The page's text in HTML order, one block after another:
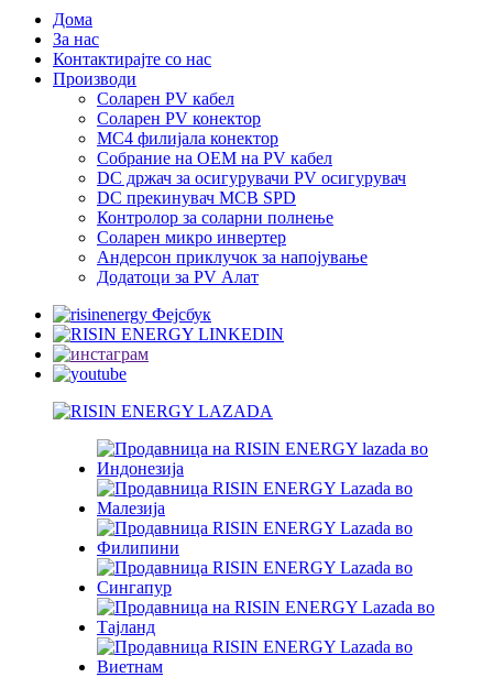
Дома
За нас
Контактирајте со нас
Производи
Соларен PV кабел
Соларен PV конектор
MC4 филијала конектор
Собрание на ОЕМ на PV кабел
DC држач за осигурувачи PV осигурувач
DC прекинувач MCB SPD
Контролор за соларни полнење
Соларен микро инвертер
Андерсон приклучок за напојување
Додатоци за PV Алат